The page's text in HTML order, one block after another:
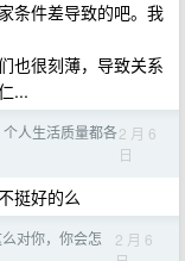
条件差导致的吧。我
也很刻薄，导致关系
...
人生活质量都各2 月 6
日
挺好的么
对你，你会怎
2 月 6